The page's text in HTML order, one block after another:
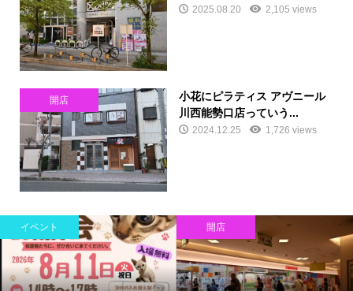
2025.08.20 2,105 views
開店
小花にピラティス アヴニール
川西能勢口店っていう...
2024.12.25 1,726 views
イベント 開店